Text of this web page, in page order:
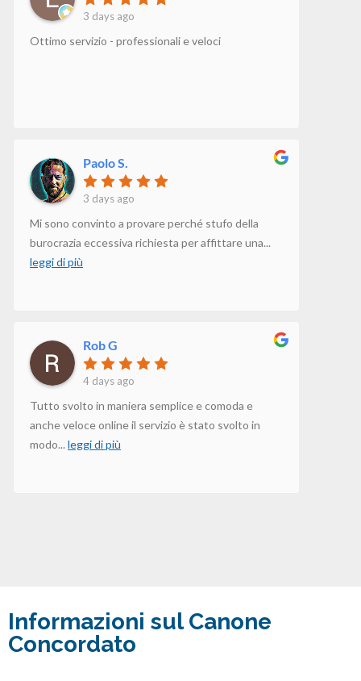
3 days ago
Ottimo servizio - professionali e veloci
Paolo S.
3 days ago
Mi sono convinto a provare perché stufo della
burocrazia eccessiva richiesta per affittare una...
leggi di più
Rob G
4 days ago
Tutto svolto in maniera semplice e comoda e
anche veloce online il servizio è stato svolto in
modo... leggi di più
Informazioni sul Canone
Concordato